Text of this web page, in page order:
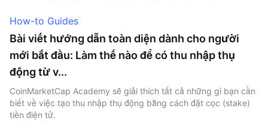
How-to Guides
Bài viết hướng dẫn toàn diện dành cho người
mới bắt đầu: Làm thế nào để có thu nhập thụ
động từ v...
CoinMarketCap Academy sẽ giải thích tất cả những gì bạn cần
biết về việc tạo thu nhập thụ động bằng cách đặt cọc (stake)
tiền điện tử.